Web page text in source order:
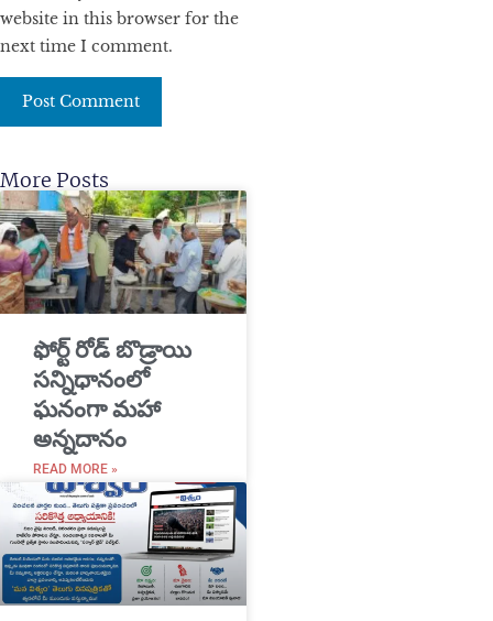
website in this browser for the
next time I comment.
More Posts
​ఫోర్ట్ రోడ్ బొడ్రాయి
సన్నిధానంలో
ఘనంగా మహా
అన్నదానం
READ MORE »